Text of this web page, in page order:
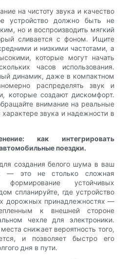
на чистоту звука и качество
устройство должно быть не
но и воспроизводить мягкий
сливается с фоном. Ищите
и низкими частотами, а
которые могут начать
часов использования.
динамик, даже в компактном
распределять звук и
которые создают дискомфорт.
внимание на реальные
звука и надежности в
как интегрировать
поездки.
создания белого шума в ваш
— это не столько сложная
формирование устойчивых
спланируйте, где устройство
дорожных принадлежностях —
к внешней стороне
чехле для электроники.
снижает вероятность того,
и позволяет быстро его
дня в пути.